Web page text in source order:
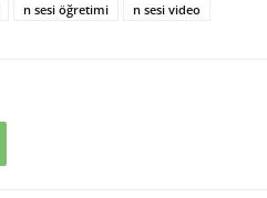
n sesi öğretimi n sesi video